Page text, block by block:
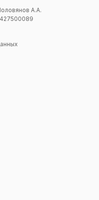
А.А.